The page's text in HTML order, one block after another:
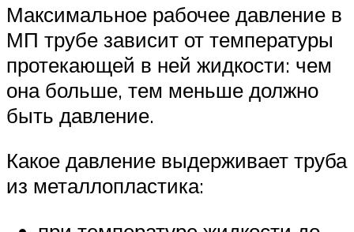
Максимальное рабочее давление в
МП трубе зависит от температуры
протекающей в ней жидкости: чем
она больше, тем меньше должно
быть давление.
Какое давление выдерживает труба
из металлопластика: